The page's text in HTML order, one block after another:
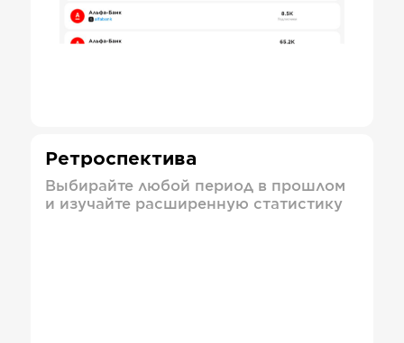
Ретроспектива
Выбирайте любой период в прошлом
и изучайте расширенную статистику